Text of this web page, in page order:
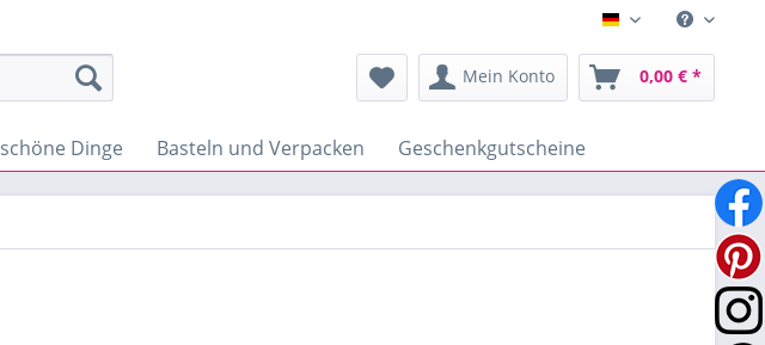
Deutsch
Mein Konto 0,00 € *
schöne Dinge Basteln und Verpacken Geschenkgutscheine